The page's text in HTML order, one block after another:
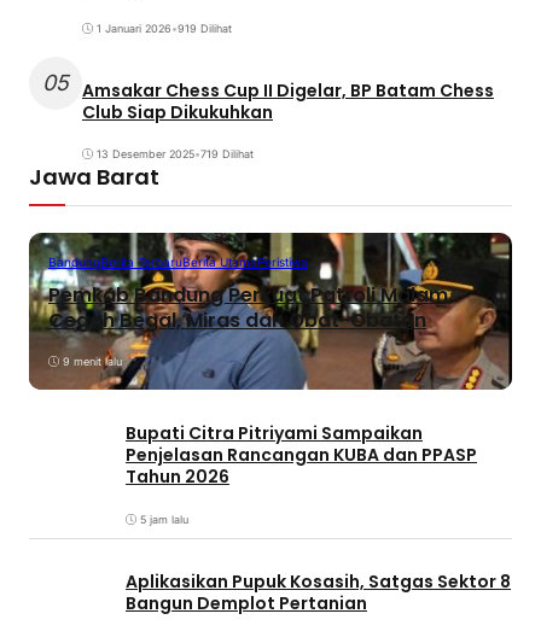
1 Januari 2026•919 Dilihat
05 Amsakar Chess Cup II Digelar, BP Batam Chess
Club Siap Dikukuhkan
13 Desember 2025•719 Dilihat
Jawa Barat
BandungBerita TerbaruBerita UtamaPeristiwa
Pemkab Bandung Perkuat Patroli Malam,
Cegah Begal, Miras dan Obat-Obatan
9 menit lalu
Bupati Citra Pitriyami Sampaikan
Penjelasan Rancangan KUBA dan PPASP
Tahun 2026
5 jam lalu
Aplikasikan Pupuk Kosasih, Satgas Sektor 8
Bangun Demplot Pertanian